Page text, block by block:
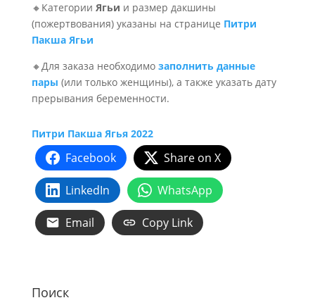
🔸Категории Ягьи и размер дакшины
(пожертвования) указаны на странице Питри
Пакша Ягьи
🔸Для заказа необходимо заполнить данные
пары (или только женщины), а также указать дату
прерывания беременности.
Питри Пакша Ягья 2022
Facebook Share on X
LinkedIn WhatsApp
Email Copy Link
Поиск